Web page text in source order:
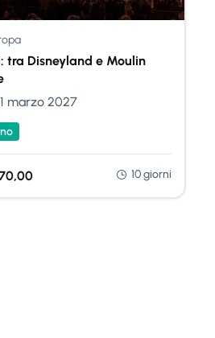
tra Disneyland e Moulin
Nessuna Scelta
marzo 2027
10 giorni